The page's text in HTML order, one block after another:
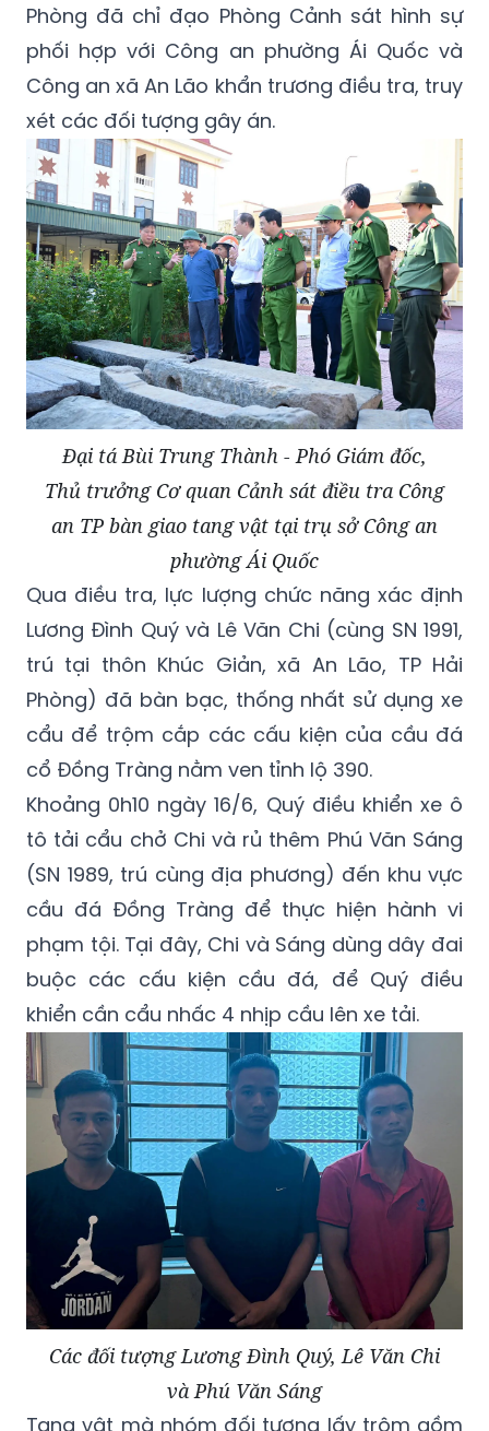
Phòng đã chỉ đạo Phòng Cảnh sát hình sự
phối hợp với Công an phường Ái Quốc và
Công an xã An Lão khẩn trương điều tra, truy
xét các đối tượng gây án.
Đại tá Bùi Trung Thành - Phó Giám đốc,
Thủ trưởng Cơ quan Cảnh sát điều tra Công
an TP bàn giao tang vật tại trụ sở Công an
phường Ái Quốc
Qua điều tra, lực lượng chức năng xác định
Lương Đình Quý và Lê Văn Chi (cùng SN 1991,
trú tại thôn Khúc Giản, xã An Lão, TP Hải
Phòng) đã bàn bạc, thống nhất sử dụng xe
cẩu để trộm cắp các cấu kiện của cầu đá
cổ Đồng Tràng nằm ven tỉnh lộ 390.
Khoảng 0h10 ngày 16/6, Quý điều khiển xe ô
tô tải cẩu chở Chi và rủ thêm Phú Văn Sáng
(SN 1989, trú cùng địa phương) đến khu vực
cầu đá Đồng Tràng để thực hiện hành vi
phạm tội. Tại đây, Chi và Sáng dùng dây đai
buộc các cấu kiện cầu đá, để Quý điều
khiển cần cẩu nhấc 4 nhịp cầu lên xe tải.
Các đối tượng Lương Đình Quý, Lê Văn Chi
và Phú Văn Sáng
Tang vật mà nhóm đối tượng lấy trộm gồm